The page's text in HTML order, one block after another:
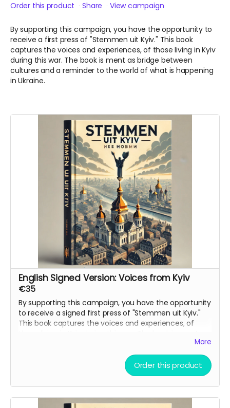
Order this product Share View campaign
By supporting this campaign, you have the opportunity to
receive a first press of "Stemmen uit Kyiv." This book
captures the voices and experiences, of those living in Kyiv
during this war. The book is ment as bridge between
cultures and a reminder to the world of what is happening
in Ukraine.
English Signed Version: Voices from Kyiv
€35
By supporting this campaign, you have the opportunity
to receive a signed first press of "Stemmen uit Kyiv."
This book captures the voices and experiences, of
bridge between cultures and a reminder to the worldMore
Order this product